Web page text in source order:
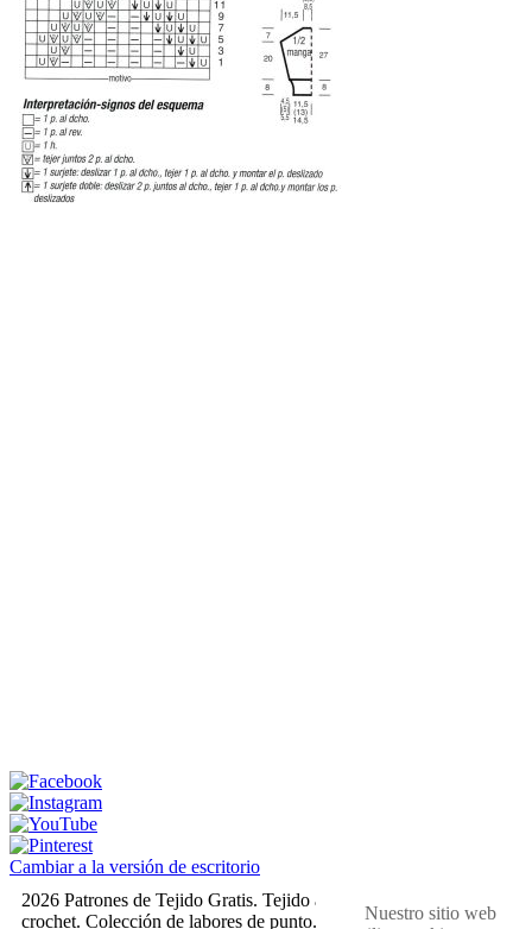
Cambiar a la versión de escritorio
2026 Patrones de Tejido Gratis. Tejido a dos agujas y
crochet. Colección de labores de punto. Muestras,Nuestro sitio web